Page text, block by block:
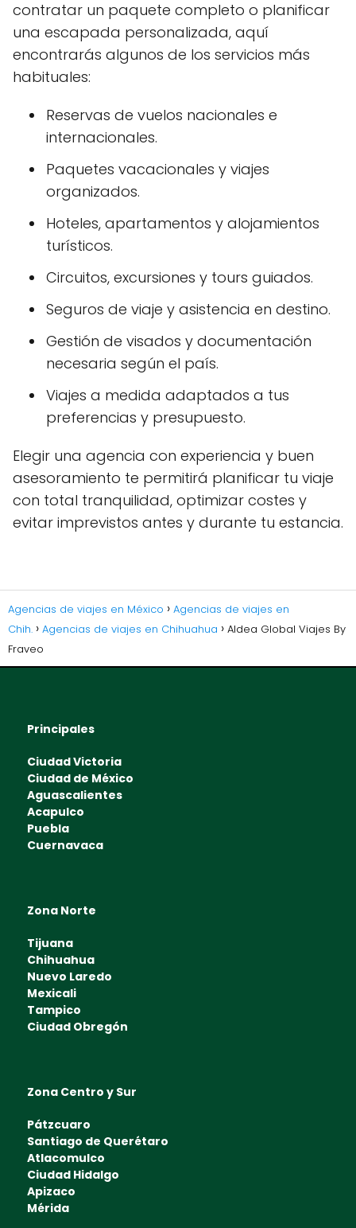
contratar un paquete completo o planificar
una escapada personalizada, aquí
encontrarás algunos de los servicios más
habituales:
Reservas de vuelos nacionales e
internacionales.
Paquetes vacacionales y viajes
organizados.
Hoteles, apartamentos y alojamientos
turísticos.
Circuitos, excursiones y tours guiados.
Seguros de viaje y asistencia en destino.
Gestión de visados y documentación
necesaria según el país.
Viajes a medida adaptados a tus
preferencias y presupuesto.
Elegir una agencia con experiencia y buen
asesoramiento te permitirá planificar tu viaje
con total tranquilidad, optimizar costes y
evitar imprevistos antes y durante tu estancia.
Agencias de viajes en México
Agencias de viajes en
Chih.
Agencias de viajes en Chihuahua
Aldea Global Viajes By
Fraveo
Principales
Ciudad Victoria
Ciudad de México
Aguascalientes
Acapulco
Puebla
Cuernavaca
Zona Norte
Tijuana
Chihuahua
Nuevo Laredo
Mexicali
Tampico
Ciudad Obregón
Zona Centro y Sur
Pátzcuaro
Santiago de Querétaro
Atlacomulco
Ciudad Hidalgo
Apizaco
Mérida